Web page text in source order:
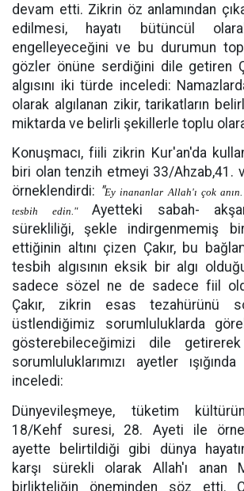
devam etti. Zikrin öz anlamından
edilmesi, hayatı bütüncül
engelleyeceğini ve bu durumun
gözler önüne serdiğini dile getiren
algısını iki türde inceledi:
olarak algılanan zikir, tarikatların
miktarda ve belirli şekillerle toplu
Konuşmacı, fiili zikrin Kur'an'da
biri olan tenzih etmeyi 33/Ahzab,41.
örneklendirdi: "Ey inananlar Allah'ı çok
tesbih edin."Ayetteki sabah-
sürekliliği, şekle indirgenmemiş
ettiğinin altını çizen Çakır, bu
tesbih algısının eksik bir algı
sadece sözel ne de sadece fiil
Çakır, zikrin esas tezahürünü
üstlendiğimiz sorumluluklarda
gösterebileceğimizi dile
sorumluluklarımızı ayetler
inceledi:
Dünyevileşmeye, tüketim
18/Kehf suresi, 28. Ayeti ile
ayette belirtildiği gibi dünya
karşı sürekli olarak Allah'ı anan
birlikteliğin öneminden söz etti.